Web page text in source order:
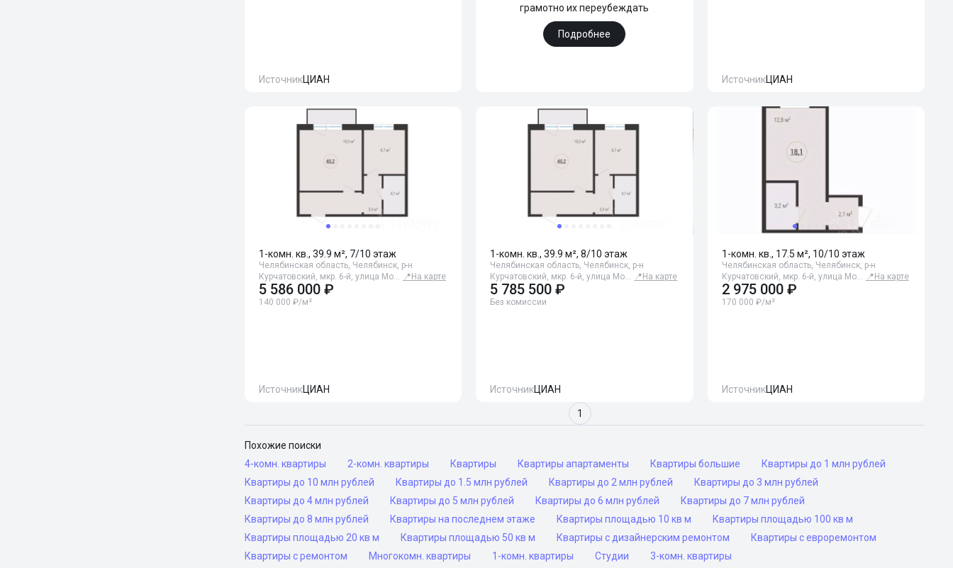
ИсточникЦИАН
грамотно их переубеждать
Подробнее
ИсточникЦИАН
1-комн. кв., 39.9 м², 7/10 этаж
Челябинская область, Челябинск, р-н
Курчатовский, мкр. 6-й, улица Мо… 📍 На карте
5 586 000 ₽
140 000 ₽/м²
ИсточникЦИАН
1-комн. кв., 39.9 м², 8/10 этаж
Челябинская область, Челябинск, р-н
Курчатовский, мкр. 6-й, улица Мо… 📍 На карте
5 785 500 ₽
Без комиссии
ИсточникЦИАН
1-комн. кв., 17.5 м², 10/10 этаж
Челябинская область, Челябинск, р-н
Курчатовский, мкр. 6-й, улица Мо… 📍 На карте
2 975 000 ₽
170 000 ₽/м²
ИсточникЦИАН
1
Похожие поиски
4-комн. квартиры
2-комн. квартиры Квартиры Квартиры апартаменты Квартиры большие
Квартиры до 1 млн рублей
Квартиры до 10 млн рублей
Квартиры до 1.5 млн рублей Квартиры до 2 млн рублей
Квартиры до 3 млн рублей
Квартиры до 4 млн рублей
Квартиры до 5 млн рублей Квартиры до 6 млн рублей
Квартиры до 7 млн рублей
Квартиры до 8 млн рублей
Квартиры на последнем этаже Квартиры площадью 10 кв м
Квартиры площадью 100 кв м
Квартиры площадью 20 кв м
Квартиры площадью 50 кв м Квартиры с дизайнерским ремонтом
Квартиры с евроремонтом
Квартиры с ремонтом
Многокомн. квартиры 1-комн. квартиры Студии 3-комн. квартиры